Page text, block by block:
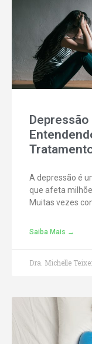
Depressão
A depressão é
que afeta
Muitas vezes
Saiba Mais →
Dra. Michelle